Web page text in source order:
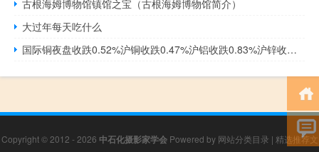
古根海姆博物馆镇馆之宝（古根海姆博物馆简介）
大过年每天吃什么
国际铜夜盘收跌0.52%沪铜收跌0.47%沪铝收跌0.83%沪锌收跌1.14%沪铅收涨0.71%沪镍收跌1.18%沪锡收跌0.41%氧化铝夜盘收跌1.94%不锈钢夜盘收跌0.39%
Copyright © 2012 - 2026 中石化摄影家学会Powered by 网站分类目录 | 精选推荐文